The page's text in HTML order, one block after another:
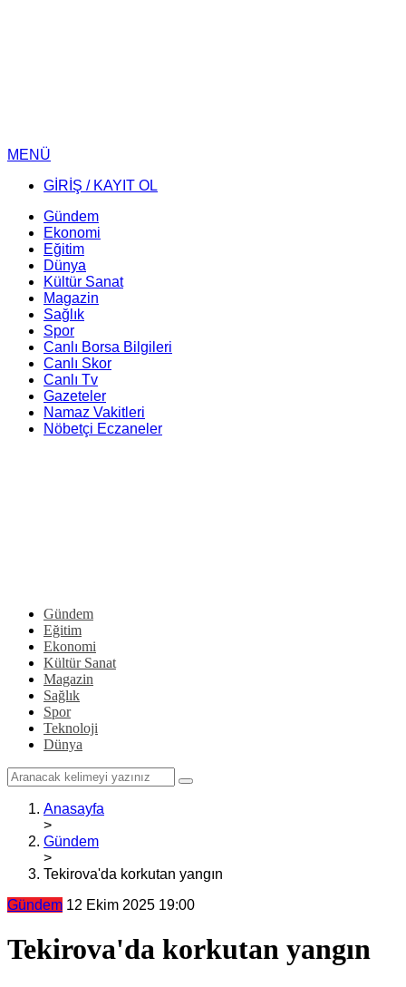
MENÜ
GİRİŞ / KAYIT OL
Gündem
Ekonomi
Eğitim
Dünya
Kültür Sanat
Magazin
Sağlık
Spor
Canlı Borsa Bilgileri
Canlı Skor
Canlı Tv
Gazeteler
Namaz Vakitleri
Nöbetçi Eczaneler
Gündem
Eğitim
Ekonomi
Kültür Sanat
Magazin
Sağlık
Spor
Teknoloji
Dünya
Anasayfa
>
Gündem
>
Tekirova'da korkutan yangın
Gündem 12 Ekim 2025 19:00
Tekirova'da korkutan yangın